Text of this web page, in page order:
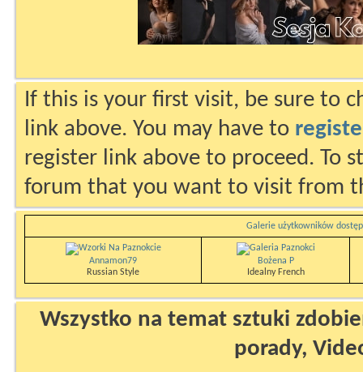
If this is your first visit, be sure to
link above. You may have to
register link above to proceed. To
forum that you want to visit from
Galerie użytkowników
Annamon79
Russian Style
Bożena P
Idealny French
Wszystko na temat sztuki
porady,